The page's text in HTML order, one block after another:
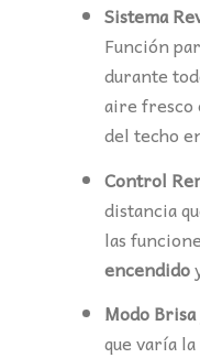
Sistema
Función
durante
aire fresco
del techo
Control
distancia
las
encendido
Modo
que varía